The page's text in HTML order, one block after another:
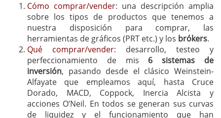
Cómo comprar/vender: una descripción amplia
sobre los tipos de productos que tenemos a
nuestra disposición para comprar, las
herramientas de gráficos (PRT etc.) y los brókers.
Qué comprar/vender: desarrollo, testeo y
perfeccionamiento de mis 6 sistemas de
inversión, pasando desde el clásico Weinstein-
Alfayate que empleamos aquí, hasta Cruce
Dorado, MACD, Coppock, Inercia Alcista y
acciones O’Neil. En todos se generan sus curvas
de liquidez y el funcionamiento que han